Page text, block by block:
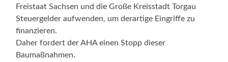
Freistaat Sachsen und die Große Kreisstadt Torgau
Steuergelder aufwenden, um derartige Eingriffe zu
finanzieren.
Daher fordert der AHA einen Stopp dieser
Baumaßnahmen.